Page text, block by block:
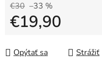
€30 –33 %
€19,90
Opýtať sa
Strážiť